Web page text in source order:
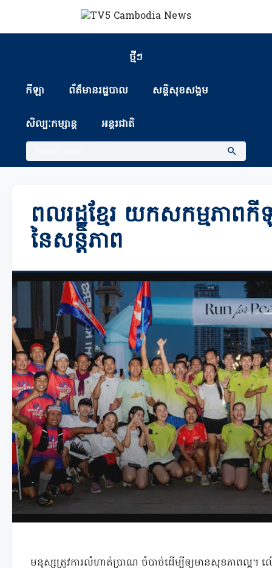
ថ្មីៗ
កីឡា ព័ត៏មានរដ្ឋបាល សន្តិសុខសង្គម
សិល្បៈកម្សាន្ត អន្តរជាតិ
ពលរដ្ឋខ្មែរ យកសកម្មភាព
នៃសន្ដិភាព
មនុស្សត្រូវការលំហាត់ប្រាណ ចំបាច់ដើម្បីឲ្យមានសុខភាពល្អ។